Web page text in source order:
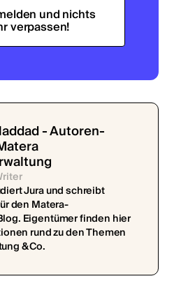
und nichts
verpassen!
- Autoren-
Jura und schreibt
den Matera-
Eigentümer finden hier
rund zu den Themen
& Co.